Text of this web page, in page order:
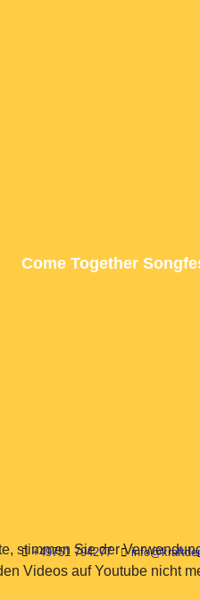
Come Together
+49751 794277
stimmen Sie der
Videos auf Youtube nicht